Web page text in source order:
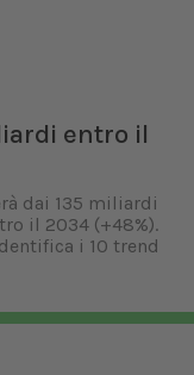
entro il
dai 135 miliardi
il 2034 (+48%).
i 10 trend